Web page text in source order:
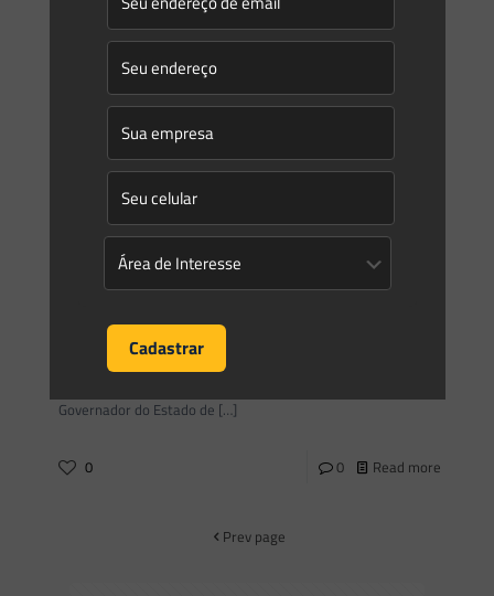
Saes Advogados on
18/02/2020
TIME REFORÇADO
Nosso escritório possui o compromisso de sempre fazer
trabalhos de excelência. Por sermos uma boutique e
atuarmos exclusivamente com direito ambiental, temos que
sempre ser um[…]
DECRETO No 468, DE 13 DE FEVEREIRO DE 2020
Regulamenta o Programa de Parcerias e Investimentos do
Governador do Estado de […]
0 0 Read more
Prev page